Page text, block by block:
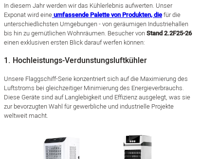
In diesem Jahr werden wir das Kühlerlebnis aufwerten. Unser
Exponat wird eineumfassende Palette von Produkten, diefür die
unterschiedlichsten Umgebungen - von geräumigen Industriehallen
bis hin zu gemütlichen Wohnräumen. Besucher vonStand 2.2F25-26
einen exklusiven ersten Blick darauf werfen können:
1. Hochleistungs-Verdunstungsluftkühler
Unsere Flaggschiff-Serie konzentriert sich auf die Maximierung des
Luftstroms bei gleichzeitiger Minimierung des Energieverbrauchs.
Diese Geräte sind auf Langlebigkeit und Effizienz ausgelegt, was sie
zur bevorzugten Wahl für gewerbliche und industrielle Projekte
weltweit macht.